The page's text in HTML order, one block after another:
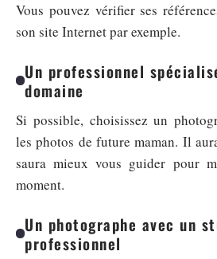
Vous pouvez vérifier ses
son site Internet par exemple.
Un professionnel
domaine
Si possible, choisissez un
les photos de future maman. Il
saura mieux vous guider pour
moment.
Un photographe avec un
professionnel